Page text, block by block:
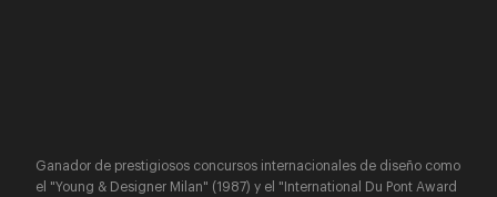
Ganador de prestigiosos concursos internacionales de diseño como
el "Young & Designer Milan" (1987) y el "International Du Pont Award